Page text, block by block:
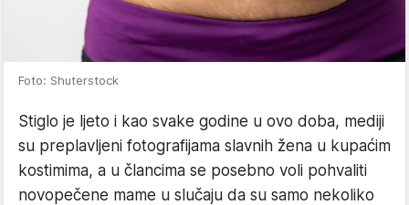
Foto: Shuterstock
Stiglo je ljeto i kao svake godine u ovo doba, mediji
su preplavljeni fotografijama slavnih žena u kupaćim
kostimima, a u člancima se posebno voli pohvaliti
novopečene mame u slučaju da su samo nekoliko